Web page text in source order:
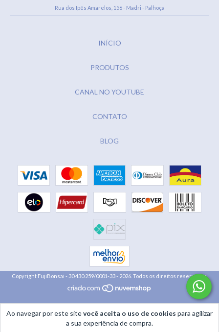
Ao navegar por este sitevocê aceita o uso de cookies para agilizar
a sua experiência de compra.
Rua dos Ipês Amarelos, 156 - Madri - Palhoça
INÍCIO
PRODUTOS
CANAL NO YOUTUBE
CONTATO
BLOG
Copyright FujiBonsai - 30.430.259/0001-33 - 2026. Todos os direitos reservados.